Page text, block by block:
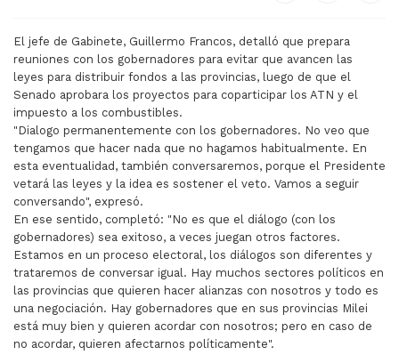
El jefe de Gabinete, Guillermo Francos, detalló que prepara
reuniones con los gobernadores para evitar que avancen las
leyes para distribuir fondos a las provincias, luego de que el
Senado aprobara los proyectos para coparticipar los ATN y el
impuesto a los combustibles.
"Dialogo permanentemente con los gobernadores. No veo que
tengamos que hacer nada que no hagamos habitualmente. En
esta eventualidad, también conversaremos, porque el Presidente
vetará las leyes y la idea es sostener el veto. Vamos a seguir
conversando", expresó.
En ese sentido, completó: "No es que el diálogo (con los
gobernadores) sea exitoso, a veces juegan otros factores.
Estamos en un proceso electoral, los diálogos son diferentes y
trataremos de conversar igual. Hay muchos sectores políticos en
las provincias que quieren hacer alianzas con nosotros y todo es
una negociación. Hay gobernadores que en sus provincias Milei
está muy bien y quieren acordar con nosotros; pero en caso de
no acordar, quieren afectarnos políticamente".